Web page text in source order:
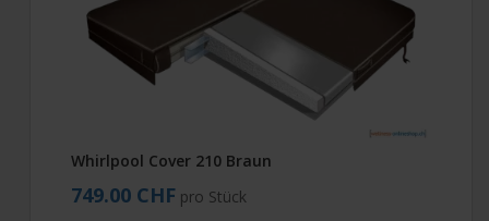
Whirlpool Cover 210 Braun
749.00 CHF pro Stück